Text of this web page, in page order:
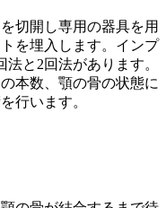
切開し専用の器具を用
を埋入します。インプ
と2回法があります。
本数、顎の骨の状態に
行います。